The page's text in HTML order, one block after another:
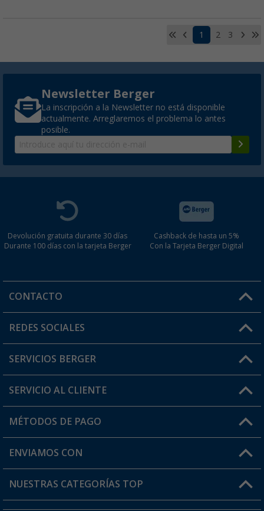
1 2 3
Newsletter Berger
La inscripción a la Newsletter no está disponible
actualmente. Arreglaremos el problema lo antes
posible.
Devolución gratuita durante 30 días
Durante 100 días con la tarjeta Berger
Cashback de hasta un 5%
Con la Tarjeta Berger Digital
CONTACTO
Horario de atención al cliente:
¿Tienes alguna duda?
REDES SOCIALES
SERVICIOS BERGER
Conviértete en distribuidor
Mi cuenta
Tarjeta Berger Digital
SERVICIO AL CLIENTE
FAQ y Contacto
Información de envío
¿Dónde está mi pedido?
MÉTODOS DE PAGO
ENVIAMOS CON
NUESTRAS CATEGORÍAS TOP